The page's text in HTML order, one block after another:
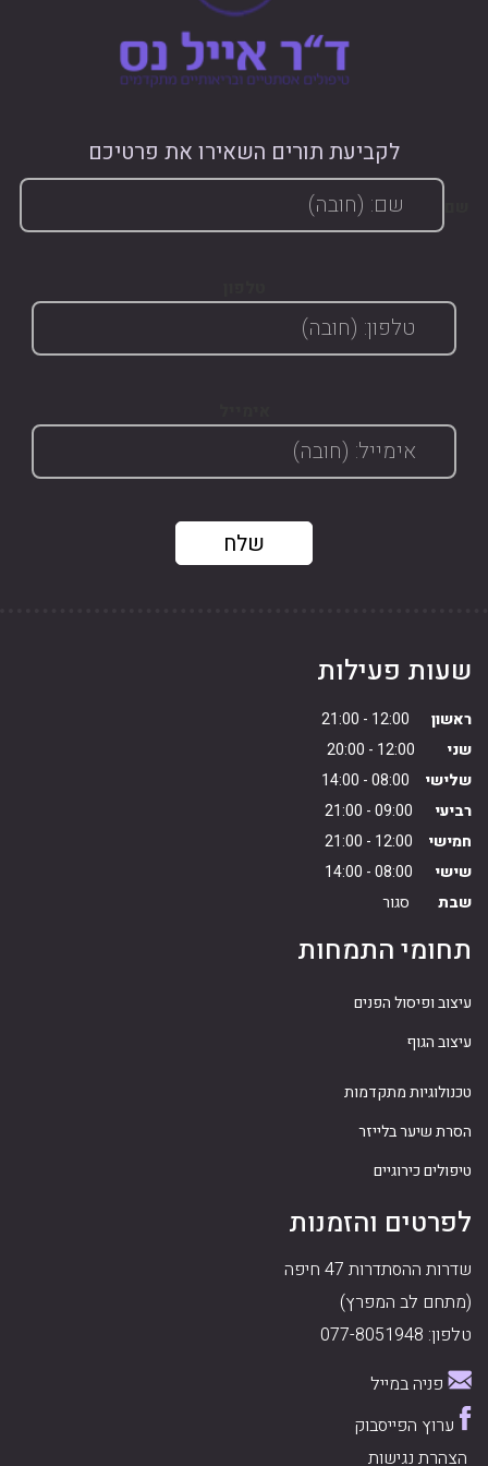
לקביעת תורים השאירו את פרטיכם
שעות פעילות
ראשון
שני
שלישי
08:00 - 14:00
רביעי
חמישי
12:00 - 21:00
שישי
שבת
סגור
תחומי התמחות
עיצוב ופיסול הפנים
עיצוב הגוף
טכנולוגיות מתקדמות
הסרת שיער בלייזר
טיפולים כירוגיים
לפרטים והזמנות
שדרות ההסתדרות 47 חיפה
(מתחם לב המפרץ)
טלפון: 077-8051948
פניה במייל
ערוץ הפייסבוק
הצהרת נגישות